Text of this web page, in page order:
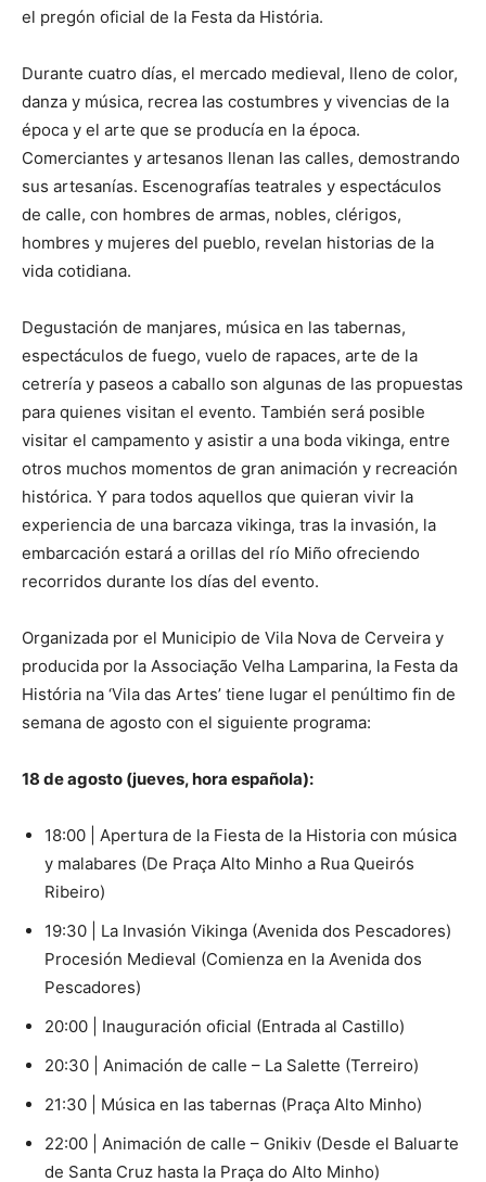
el pregón oficial de la Festa da História.
Durante cuatro días, el mercado medieval, lleno de color,
danza y música, recrea las costumbres y vivencias de la
época y el arte que se producía en la época.
Comerciantes y artesanos llenan las calles, demostrando
sus artesanías. Escenografías teatrales y espectáculos
de calle, con hombres de armas, nobles, clérigos,
hombres y mujeres del pueblo, revelan historias de la
vida cotidiana.
Degustación de manjares, música en las tabernas,
espectáculos de fuego, vuelo de rapaces, arte de la
cetrería y paseos a caballo son algunas de las propuestas
para quienes visitan el evento. También será posible
visitar el campamento y asistir a una boda vikinga, entre
otros muchos momentos de gran animación y recreación
histórica. Y para todos aquellos que quieran vivir la
experiencia de una barcaza vikinga, tras la invasión, la
embarcación estará a orillas del río Miño ofreciendo
recorridos durante los días del evento.
Organizada por el Municipio de Vila Nova de Cerveira y
producida por la Associação Velha Lamparina, la Festa da
História na ‘Vila das Artes’ tiene lugar el penúltimo fin de
semana de agosto con el siguiente programa:
18 de agosto (jueves, hora española):
18:00 | Apertura de la Fiesta de la Historia con música
y malabares (De Praça Alto Minho a Rua Queirós
Ribeiro)
19:30 | La Invasión Vikinga (Avenida dos Pescadores)
Procesión Medieval (Comienza en la Avenida dos
Pescadores)
20:00 | Inauguración oficial (Entrada al Castillo)
20:30 | Animación de calle – La Salette (Terreiro)
21:30 | Música en las tabernas (Praça Alto Minho)
22:00 | Animación de calle – Gnikiv (Desde el Baluarte
de Santa Cruz hasta la Praça do Alto Minho)